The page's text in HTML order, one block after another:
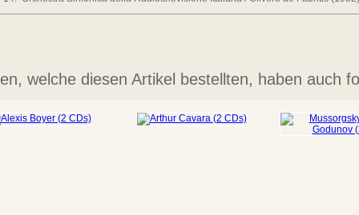
welche diesen Artikel bestellten, haben auch